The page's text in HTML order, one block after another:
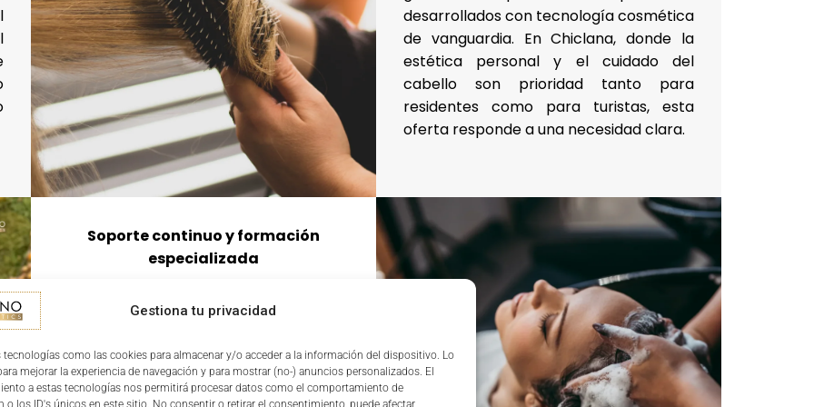
Gestiona tu privacidad
como las cookies para almacenar y/o acceder a la información del dispositivo. Lo
mejorar la experiencia de navegación y para mostrar (no-) anuncios personalizados. El
a estas tecnologías nos permitirá procesar datos como el comportamiento de
o los ID's únicos en este sitio. No consentir o retirar el consentimiento, puede afectar
desarrollados con tecnología cosmética
de vanguardia. En Chiclana, donde la
estética personal y el cuidado del
cabello son prioridad tanto para
residentes como para turistas, esta
oferta responde a una necesidad clara.
Soporte continuo y formación
especializada
Nuestros franquiciados reciben una
primer nivel, asesoría continua en
gestión y apoyo en marketing local y
nacional. Esta estructura de